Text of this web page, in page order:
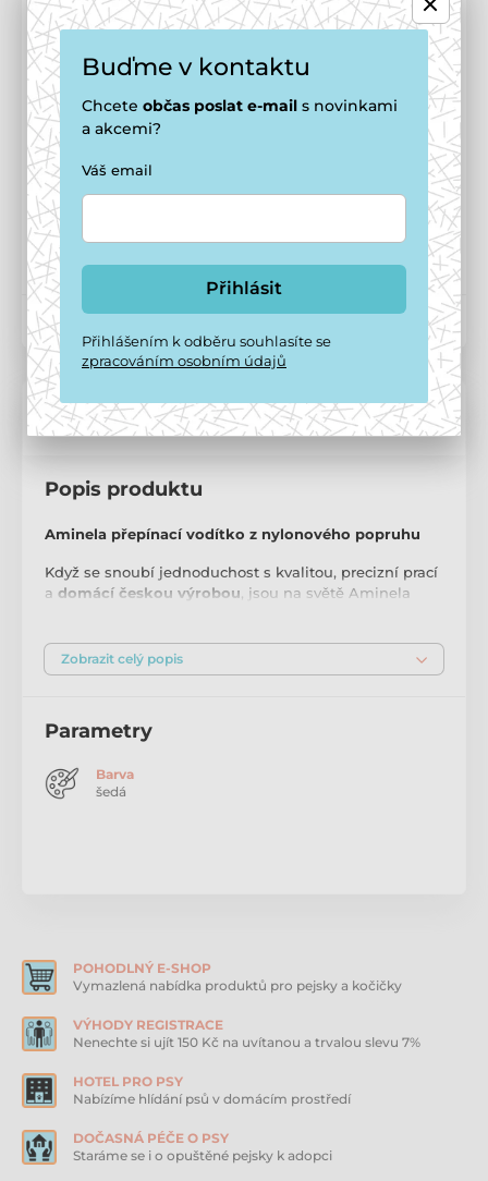
🔓 Jak se stát členem smečky
Přidat do košíku
Možnosti doručení ›
Kód produktu:
Popis a parametry
Popis produktu
Aminela přepínací vodítko z nylonového popruhu
Když se snoubí jednoduchost s kvalitou, precizní prací
a domácí českou výrobou , jsou na světě Aminela
vymyšlené lidmi, kteří mají psy, milují psy a různé
aktivity s nimi spojené.Snažíme se vymýšlet
novým produktem přinášíme více vlastních
Aminela jsou pro každého, kdo dává přednost
jednoduchému designu. Jednoduchému však
měkké nylonové přepínací vodítko
pevné, přesto hebké na dotek
výborné zpracování
pěkný design
šířka popruhu 15mm
Zobrazit celý popis
Parametry
Barva
šedá
POHODLNÝ E-SHOP
Vymazlená nabídka produktů pro pejsky a kočičky
VÝHODY REGISTRACE
Nenechte si ujít 150 Kč na uvítanou a trvalou slevu 7%
HOTEL PRO PSY
Nabízíme hlídání psů v domácím prostředí
DOČASNÁ PÉČE O PSY
Staráme se i o opuštěné pejsky k adopci
Buďme v kontaktu
Chcete občas poslat e-mail s novinkami
a akcemi?
Váš email
Přihlásit
Přihlášením k odběru souhlasíte se
zpracováním osobním údajů